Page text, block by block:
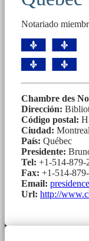
Notariado
Chambre des
Dirección:
Código postal:
Ciudad: Montreal
País: Québec
Presidente:
Tel: +1-514-879-
Fax: +1-514-
Email:
Url: http://